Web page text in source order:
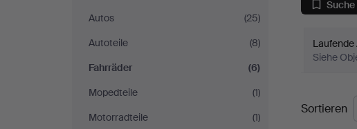
Auktionsbyrå
Autos
(25)
Autoteile
(8)
Fahrräder
(6)
Mopedteile
(1)
Motorradteile
(1)
Laufende
Siehe
Sortieren